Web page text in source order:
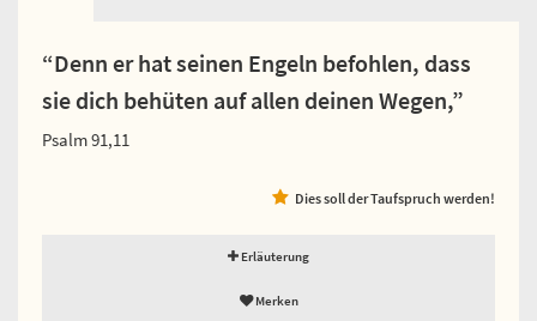
“Denn er hat seinen Engeln befohlen, dass
sie dich behüten auf allen deinen Wegen,”
Psalm 91,11
Dies soll der Taufspruch werden!
Erläuterung
Merken